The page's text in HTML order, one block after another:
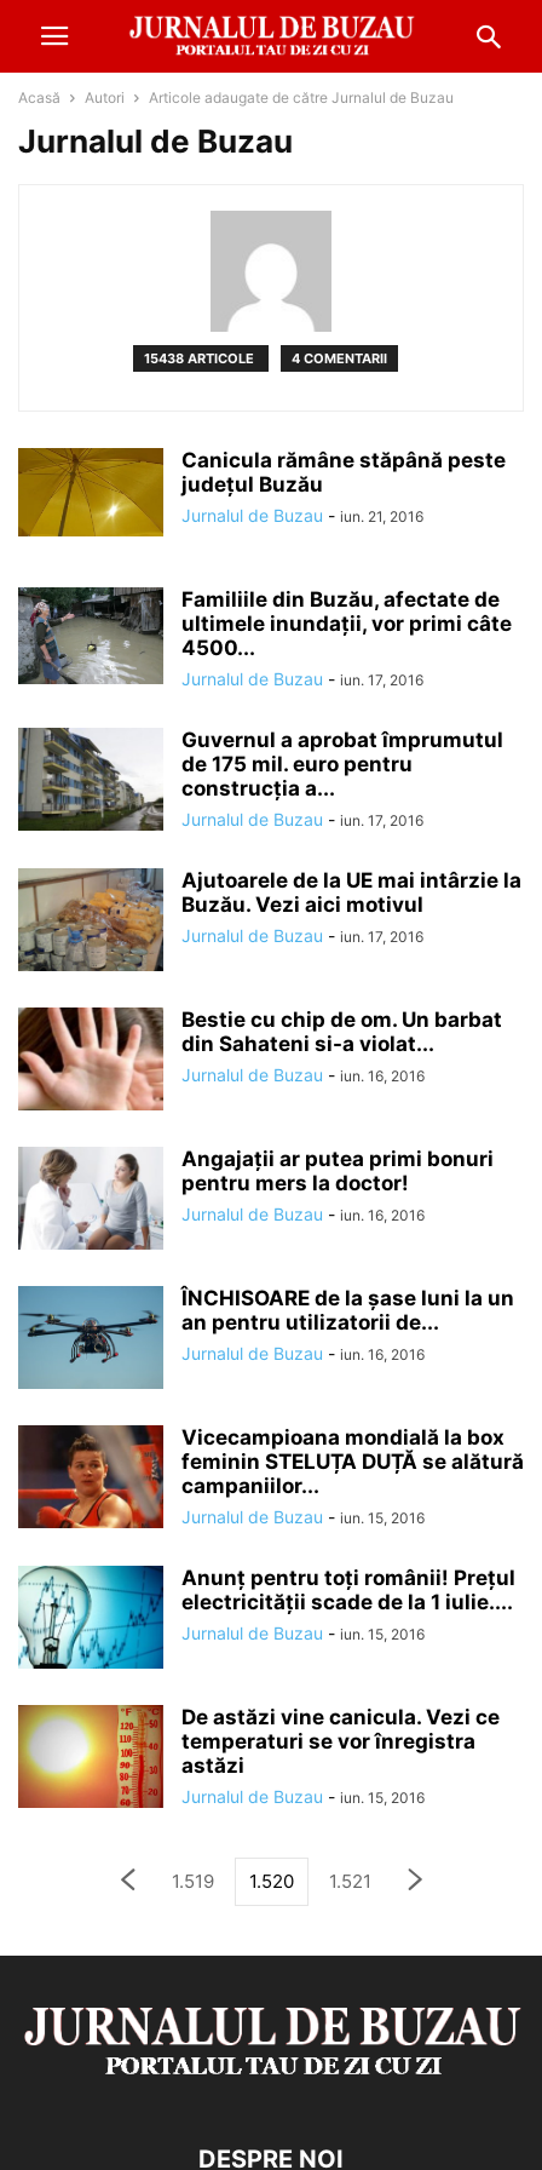
Acasă Autori Articole adaugate de către Jurnalul de Buzau
Jurnalul de Buzau
15438 ARTICOLE 4 COMENTARII
Canicula rămâne stăpână peste
judeţul Buzău
Jurnalul de Buzau - iun. 21, 2016
Familiile din Buzău, afectate de
ultimele inundaţii, vor primi câte
4500...
Jurnalul de Buzau - iun. 17, 2016
Guvernul a aprobat împrumutul
de 175 mil. euro pentru
construcţia a...
Jurnalul de Buzau - iun. 17, 2016
Ajutoarele de la UE mai intârzie la
Buzău. Vezi aici motivul
Jurnalul de Buzau - iun. 17, 2016
Bestie cu chip de om. Un barbat
din Sahateni si-a violat...
Jurnalul de Buzau - iun. 16, 2016
Angajații ar putea primi bonuri
pentru mers la doctor!
Jurnalul de Buzau - iun. 16, 2016
ÎNCHISOARE de la şase luni la un
an pentru utilizatorii de...
Jurnalul de Buzau - iun. 16, 2016
Vicecampioana mondială la box
feminin STELUȚA DUȚĂ se alătură
campaniilor...
Jurnalul de Buzau - iun. 15, 2016
Anunţ pentru toţi românii! Preţul
electricităţii scade de la 1 iulie....
Jurnalul de Buzau - iun. 15, 2016
De astăzi vine canicula. Vezi ce
temperaturi se vor înregistra
astăzi
Jurnalul de Buzau - iun. 15, 2016
1.519 1.520 1.521
DESPRE NOI